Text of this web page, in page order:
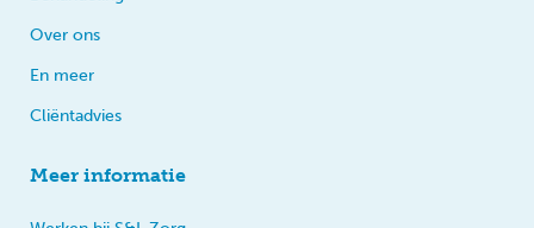
Over ons
En meer
Cliëntadvies
Meer informatie